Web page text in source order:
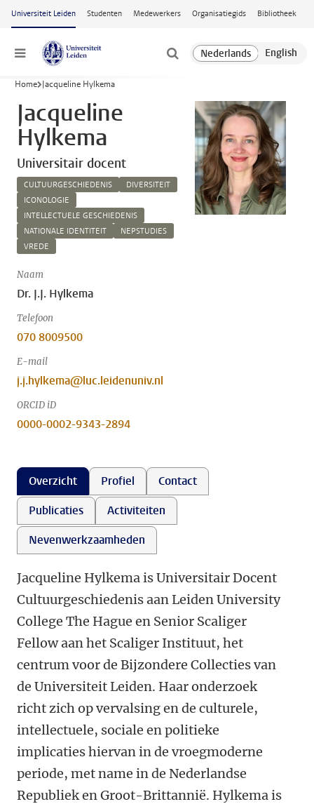
Ga naar hoofdinhoud
Universiteit Leiden Studenten Medewerkers Organisatiegids Bibliotheek
Menu
Home Jacqueline Hylkema
Jacqueline
Hylkema
Universitair docent
CULTUURGESCHIEDENIS
DIVERSITEIT
ICONOLOGIE
INTELLECTUELE GESCHIEDENIS
NATIONALE IDENTITEIT
NEPSTUDIES
VREDE
Naam
Dr. J.J. Hylkema
Telefoon
070 8009500
E-mail
j.j.hylkema@luc.leidenuniv.nl
ORCID iD
0000-0002-9343-2894
Overzicht Profiel
Contact
Publicaties
Activiteiten
Nevenwerkzaamheden
Jacqueline Hylkema is Universitair Docent
Cultuurgeschiedenis aan Leiden University
College The Hague en Senior Scaliger
Fellow aan het Scaliger Instituut, het
centrum voor de Bijzondere Collecties van
de Universiteit Leiden. Haar onderzoek
richt zich op vervalsing en de culturele,
intellectuele, sociale en politieke
implicaties hiervan in de vroegmoderne
periode, met name in de Nederlandse
Republiek en Groot-Brittannië. Hylkema is